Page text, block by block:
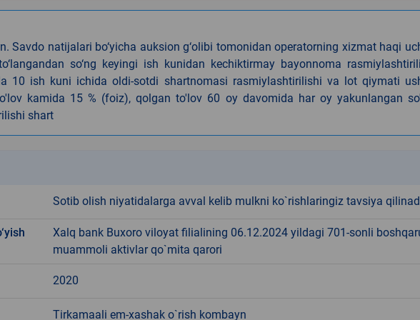
Savdo natijalari bo‘yicha auksion g‘olibi tomonidan operatorning xizmat haqi
so‘ng keyingi ish kunidan kechiktirmay bayonnoma
10 ish kuni ichida oldi-sotdi shartnomasi rasmiylashtirilishi va lot qiymati
kamida 15 % (foiz), qolgan to'lov 60 oy davomida har oy yakunlangan
shart
Sotib olish niyatidalarga avval kelib mulkni ko`rishlaringiz tavsiya
Xalq bank Buxoro viloyat filialining 06.12.2024 yildagi 701-sonli
muammoli aktivlar qo`mita qarori
2020
Tirkamaali em-xashak o`rish kombayn